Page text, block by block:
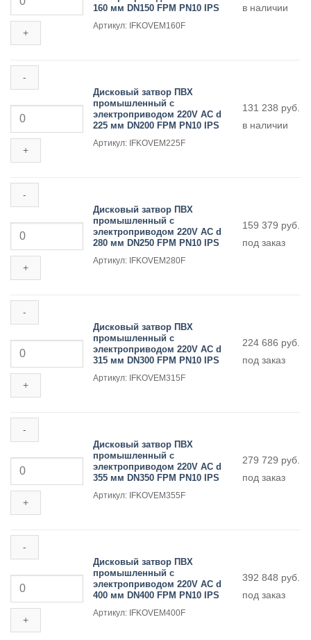
мм
DN125
FPM
PN10
IPS
Дисковый
затвор
ПВХ
электроприводом
160
мм
DN150
FPM
PN10
IPS
160 мм DN150 FPM PN10 IPS
Артикул: IFKOVEM160F
в наличии
Количество
товара
Дисковый
затвор
ПВХ
электроприводом
225
мм
DN200
FPM
PN10
IPS
Дисковый затвор ПВХ
промышленный с
электроприводом 220V AC d
225 мм DN200 FPM PN10 IPS
Артикул: IFKOVEM225F
131 238 руб.
в наличии
Количество
товара
Дисковый
затвор
ПВХ
электроприводом
280
мм
DN250
FPM
PN10
IPS
Дисковый затвор ПВХ
промышленный с
электроприводом 220V AC d
280 мм DN250 FPM PN10 IPS
Артикул: IFKOVEM280F
159 379 руб.
под заказ
Количество
товара
Дисковый
затвор
ПВХ
электроприводом
315
мм
DN300
FPM
PN10
IPS
Дисковый затвор ПВХ
промышленный с
электроприводом 220V AC d
315 мм DN300 FPM PN10 IPS
Артикул: IFKOVEM315F
224 686 руб.
под заказ
Количество
товара
Дисковый
затвор
ПВХ
электроприводом
355
мм
DN350
FPM
PN10
IPS
Дисковый затвор ПВХ
промышленный с
электроприводом 220V AC d
355 мм DN350 FPM PN10 IPS
Артикул: IFKOVEM355F
279 729 руб.
под заказ
Количество
товара
Дисковый
затвор
ПВХ
Дисковый затвор ПВХ
промышленный с
электроприводом 220V AC d
400 мм DN400 FPM PN10 IPS
Артикул: IFKOVEM400F
392 848 руб.
под заказ